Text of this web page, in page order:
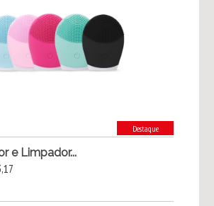
Destaque
e Limpador...